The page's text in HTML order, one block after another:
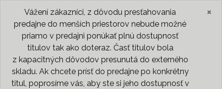
Vážení zákazníci, z dôvodu presťahovania
predajne do menších priestorov nebude možné
priamo v predajni ponúkať plnú dostupnosť
titulov tak ako doteraz. Časť titulov bola
z kapacitných dôvodov presunutá do externého
skladu. Ak chcete prísť do predajne po konkrétny
titul, poprosíme vás, aby ste si jeho dostupnosť v
×